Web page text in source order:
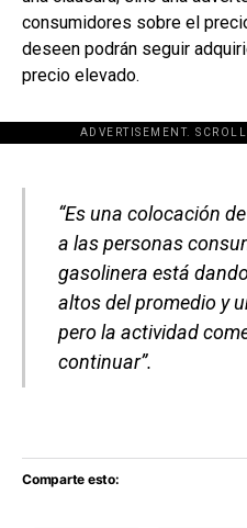
consumidores sobre el
deseen podrán seguir
precio elevado.
ADVERTISEMENT.
[adsforwp
“Es una colocación
a las personas
gasolinera está
altos del promedio y
pero la actividad
continuar”.
Comparte esto: